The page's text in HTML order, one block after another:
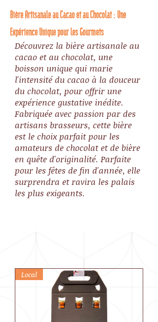
Bière Artisanale au Cacao et au Chocolat : Une
Expérience Unique pour les Gourmets
Découvrez la bière artisanale au
cacao et au chocolat, une
boisson unique qui marie
l'intensité du cacao à la douceur
du chocolat, pour offrir une
expérience gustative inédite.
Fabriquée avec passion par des
artisans brasseurs, cette bière
est le choix parfait pour les
amateurs de chocolat et de bière
en quête d'originalité. Parfaite
pour les fêtes de fin d'année, elle
surprendra et ravira les palais
les plus exigeants.
Local